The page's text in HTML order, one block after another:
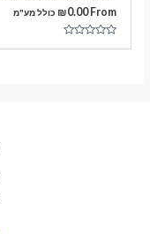
From
₪0.00 כולל מע"מ